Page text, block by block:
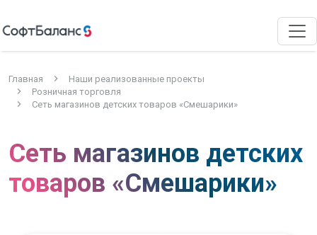
Главная
Наши реализованные проекты
Розничная торговля
Сеть магазинов детских товаров «Смешарики»
Сеть магазинов детских
товаров «Смешарики»